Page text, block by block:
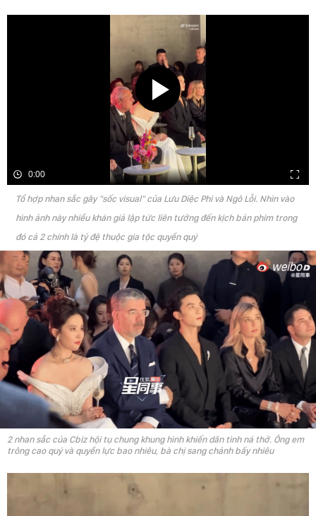
0:00
Tổ hợp nhan sắc gây "sốc visual" của Lưu Diệc Phi và Ngô Lỗi. Nhìn vào
hình ảnh này nhiều khán giả lập tức liên tưởng đến kịch bản phim trong
đó cả 2 chính là tỷ đệ thuộc gia tộc quyền quý
2 nhan sắc của Cbiz hội tụ chung khung hình khiến dân tình ná thở. Ông em
trông cao quý và quyền lực bao nhiêu, bà chị sang chảnh bấy nhiêu